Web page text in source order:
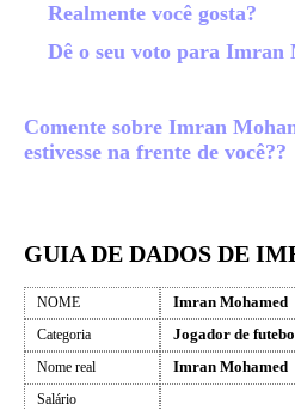
Realmente você gosta?
Dê o seu voto para Imran
Comente sobre Imran
estivesse na frente de você??
GUIA DE DADOS DE
NOME Imran Mohamed
Categoria Jogador de
Nome real Imran Mohamed
Salário